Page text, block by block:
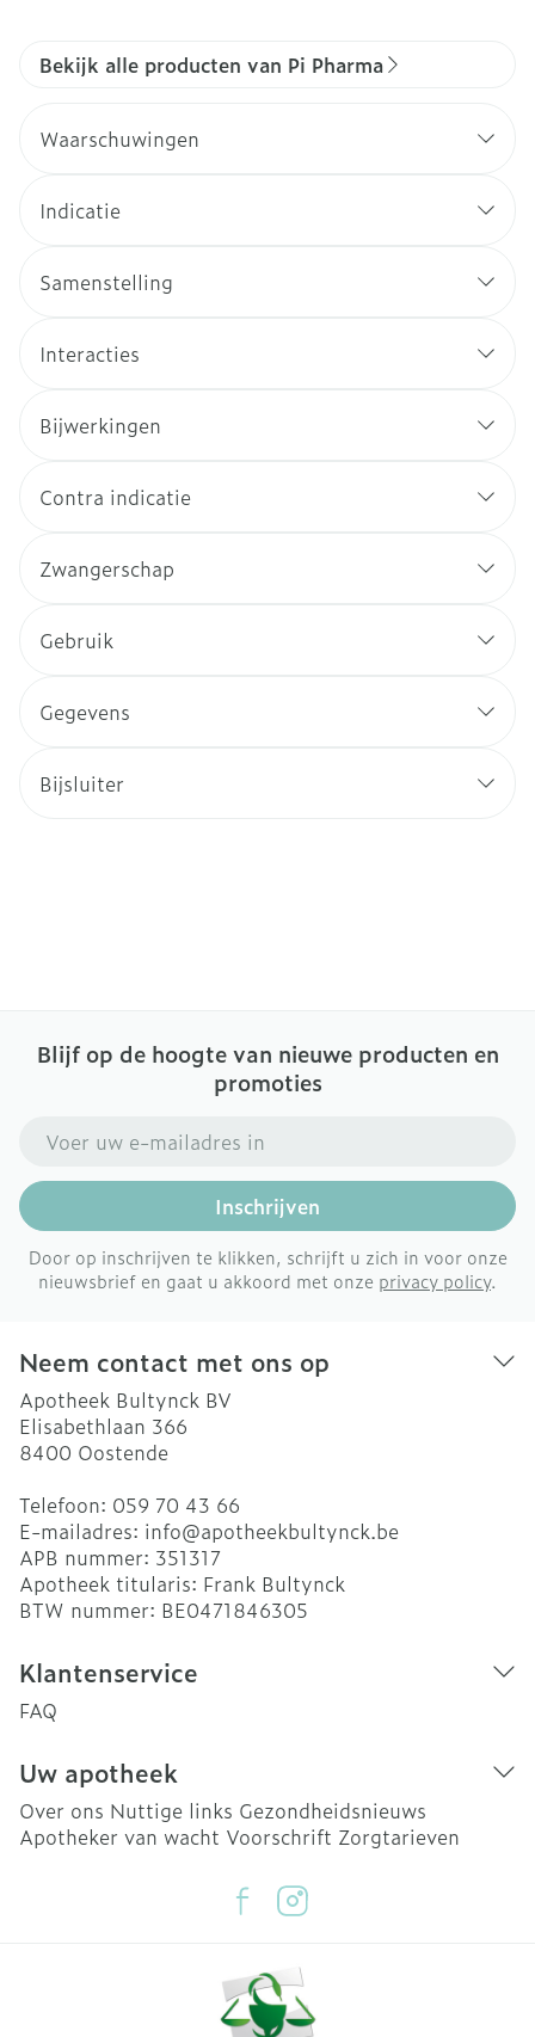
Bekijk alle producten van Pi Pharma
Waarschuwingen
Indicatie
Samenstelling
Interacties
Bijwerkingen
Contra indicatie
Zwangerschap
Gebruik
Gegevens
Bijsluiter
Blijf op de hoogte van nieuwe producten en
promoties
Inschrijven
Door op inschrijven te klikken, schrijft u zich in voor onze
nieuwsbrief en gaat u akkoord met onze privacy policy.
Neem contact met ons op
Apotheek Bultynck BV
Elisabethlaan 366
8400 Oostende
Telefoon: 059 70 43 66
E-mailadres: info@apotheekbultynck.be
APB nummer: 351317
Apotheek titularis: Frank Bultynck
BTW nummer: BE0471846305
Klantenservice
FAQ
Uw apotheek
Over ons Nuttige links Gezondheidsnieuws
Apotheker van wacht Voorschrift Zorgtarieven